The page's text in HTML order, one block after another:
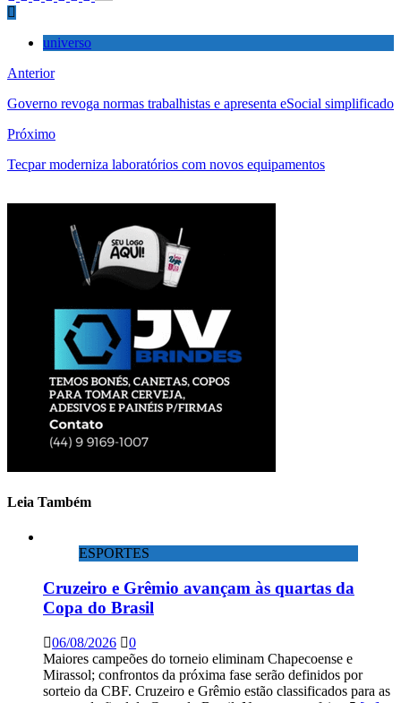
universo
Anterior
Governo revoga normas trabalhistas e apresenta eSocial simplificado
Próximo
Tecpar moderniza laboratórios com novos equipamentos
Leia Também
ESPORTES
Cruzeiro e Grêmio avançam às quartas da
Copa do Brasil
06/08/2026
0
Maiores campeões do torneio eliminam Chapecoense e
Mirassol; confrontos da próxima fase serão definidos por
sorteio da CBF. Cruzeiro e Grêmio estão classificados para as